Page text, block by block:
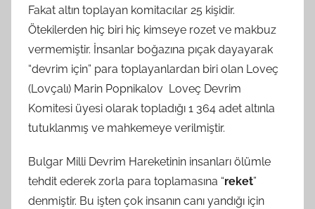
Fakat altın toplayan komitacılar 25 kişidir.
Ötekilerden hiç biri hiç kimseye rozet ve makbuz
vermemiştir. İnsanlar boğazına pıçak dayayarak
“devrim için” para toplayanlardan biri olan Loveç
(Lovçalı) Marin Popnikalov Loveç Devrim
Komitesi üyesi olarak topladığı 1 364 adet altınla
tutuklanmış ve mahkemeye verilmiştir.
Bulgar Milli Devrim Hareketinin insanları ölümle
tehdit ederek zorla para toplamasına “reket”
denmiştir. Bu işten çok insanın canı yandığı için